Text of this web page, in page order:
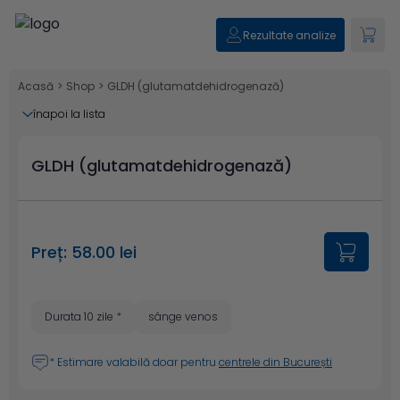
Rezultate analize
Acasă > Shop > GLDH (glutamatdehidrogenază)
înapoi la lista
GLDH (glutamatdehidrogenază)
Preț: 58.00 lei
Durata 10 zile * sânge venos
* Estimare valabilă doar pentru centrele din București